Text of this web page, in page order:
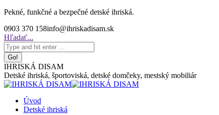
Skip
content
Pekné, funkčné a bezpečné detské ihriská.
0903 370 158info@ihriskadisam.sk
Search:
Hľadať...
IHRISKÁ DISAM
Detské ihriská, športoviská, detské domčeky, mestský mobiliár
Úvod
Detské ihriská